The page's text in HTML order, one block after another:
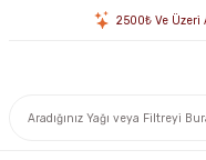
2500₺ Ve Üzeri